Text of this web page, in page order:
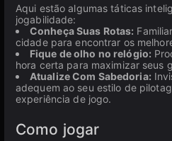
Aqui estão algumas táticas
jogabilidade:
Conheça Suas Rotas:
cidade para encontrar os
Fique de olho no relógio:
hora certa para maximizar seus
Atualize Com Sabedoria:
adequem ao seu estilo de
experiência de jogo.
Como jogar